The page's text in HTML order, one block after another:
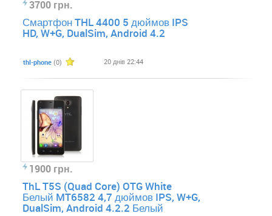
3700 грн.
Смартфон THL 4400 5 дюймов IPS
HD, W+G, DualSim, Android 4.2
thl-phone (0) 20 днів 22:44
1900 грн.
ThL T5S (Quad Core) OTG White
Белый MT6582 4,7 дюймов IPS, W+G,
DualSim, Android 4.2.2 Белый